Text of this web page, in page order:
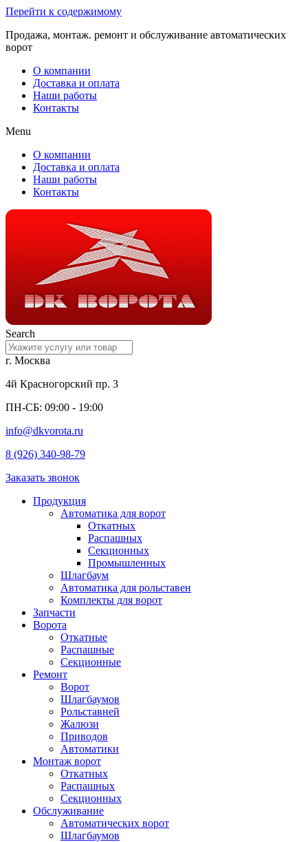
Перейти к содержимому
Продажа, монтаж. ремонт и обслуживание автоматических
ворот
О компании
Доставка и оплата
Наши работы
Контакты
Menu
О компании
Доставка и оплата
Наши работы
Контакты
Search
г. Москва
4й Красногорский пр. 3
ПН-СБ: 09:00 - 19:00
info@dkvorota.ru
8 (926) 340-98-79
Заказать звонок
Продукция
Автоматика для ворот
Откатных
Распашных
Секционных
Промышленных
Шлагбаум
Автоматика для рольставен
Комплекты для ворот
Запчасти
Ворота
Откатные
Распашные
Секционные
Ремонт
Ворот
Шлагбаумов
Рольставней
Жалюзи
Приводов
Автоматики
Монтаж ворот
Откатных
Распашных
Секционных
Обслуживание
Автоматических ворот
Шлагбаумов